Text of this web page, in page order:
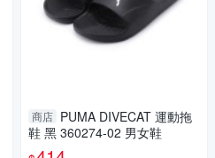
商店 PUMA DIVECAT 運動拖
鞋 黑 360274-02 男女鞋